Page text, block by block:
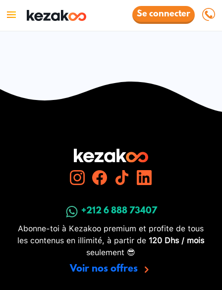
Se connecter
+212 6 888 73407
Abonne-toi à Kezakoo premium et profite de tous
les contenus en illimité, à partir de 120 Dhs / mois
seulement 😎
Voir nos offres